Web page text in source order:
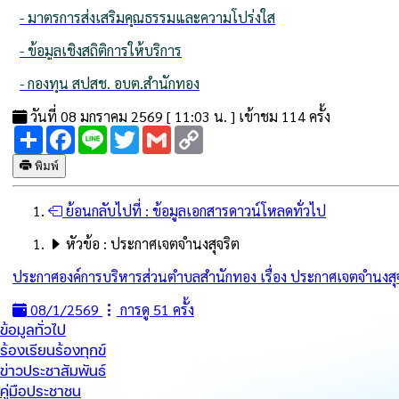
- มาตรการส่งเสริมคุณธรรมและความโปร่งใส
- ข้อมูลเชิงสถิติการให้บริการ
- กองทุน สปสช. อบต.สำนักทอง
วันที่ 08 มกราคม 2569 [ 11:03 น. ] เข้าชม 114 ครั้ง
ShareFacebook
Line TwitterGmail
พิมพ์
ย้อนกลับไปที่ : ข้อมูลเอกสารดาวน์โหลดทั่วไป
หัวข้อ : ประกาศเจตจำนงสุจริต
ประกาศองค์การบริหารส่วนตำบลสำนักทอง เรื่อง ประกาศเจตจำนง
08/1/2569
การดู 51 ครั้ง
ข้อมูลทั่วไป
ร้องเรียนร้องทุกข์
ข่าวประชาสัมพันธ์
คู่มือประชาชน